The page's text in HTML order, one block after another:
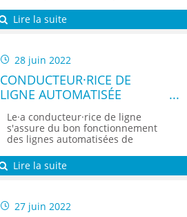
systèmes intelligents, des robots,
dans l'optique d'améliorer des
Lire la suite
28 juin 2022
CONDUCTEUR·RICE DE
LIGNE AUTOMATISÉE
Le·a conducteur·rice de ligne
s'assure du bon fonctionnement
des lignes automatisées de
conditionnement dont il ou elle a
la charge.
Lire la suite
27 juin 2022